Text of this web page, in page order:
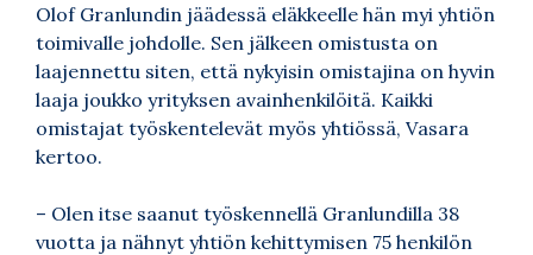
Olof Granlundin jäädessä eläkkeelle hän myi yhtiön
toimivalle johdolle. Sen jälkeen omistusta on
laajennettu siten, että nykyisin omistajina on hyvin
laaja joukko yrityksen avainhenkilöitä. Kaikki
omistajat työskentelevät myös yhtiössä, Vasara
kertoo.
– Olen itse saanut työskennellä Granlundilla 38
vuotta ja nähnyt yhtiön kehittymisen 75 henkilön